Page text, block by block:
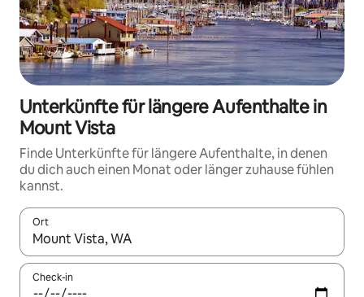
Unterkünfte für längere Aufenthalte in
Mount Vista
Finde Unterkünfte für längere Aufenthalte, in denen
du dich auch einen Monat oder länger zuhause fühlen
kannst.
Ort
Wenn Ergebnisse verfügbar sind, navigiere mit den
Check-in